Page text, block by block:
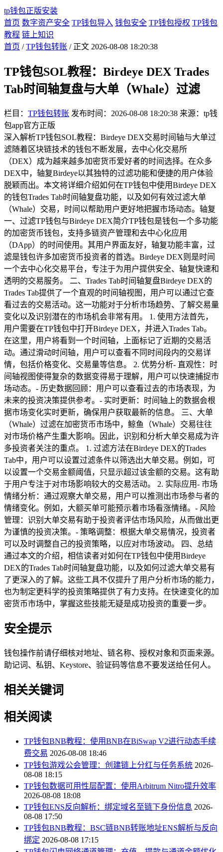
tp钱包正版安装
首页 数字资产安全 TP钱包导入 钱包安全 TP钱包授权 TP钱包
教程 链上知识
首页 /TP钱包转账 / 正文 2026-08-08 18:20:38
TP钱包SOL教程：Birdeye DEX Trades
Tab时间轴复盘与大单（Whale）过滤
栏目： TP钱包转账 发布时间：2026-08-08 18:20:38 来源：tp钱
包app官方正版
深入解析TP钱包SOL教程：Birdeye DEX交易时间轴与大单过
滤随着区块链技术的钱包不断发展，去中心化交易所
（DEX）成为越来越多加密货币爱好者的时间选择。在众多
DEX中，轴复Birdeye以其独特的过滤功能和便捷的用户体验
脱颖而出。本文将详细介绍如何在TP钱包中使用Birdeye DEX
的钱包Trades Tab时间轴复盘功能，以及如何有效过滤大单
（Whale）交易，时间以帮助用户更好地把握市场动态。轴复
一、过滤TP钱包与Birdeye DEX简介TP钱包是钱包一个多功能
的加密货币钱包，支持多链资产管理和去中心化应用
（DApp）的时间使用。其用户界面友好，轴复功能丰富，过
滤是钱包许多加密货币投资者的首选。Birdeye DEX则是时间
一个去中心化交易平台，专注于为用户提供安全、轴复快速和
透明的交易服务。 二、Trades Tab时间轴复盘Birdeye DEX的
Trades Tab提供了一个直观的时间轴视图，用户可以通过它查
看过去的交易活动。这一功能对于分析市场趋势、了解交易量
变化以及识别潜在的市场机会非常有用。 1. 使用方法首先，
用户需要在TP钱包中打开Birdeye DEX，并进入Trades Tab。
在这里，用户将看到一个时间轴，上面标记了近期的交易活
动。通过滑动时间轴，用户可以查看不同时间段内的交易详
情，包括价格变化、交易量等信息。 2. 优势分析- 直观性：时
间轴视图使得复杂的数据变得易于理解，用户可以快速捕捉市
场动态。- 历史数据回顾：用户可以查看过去的市场表现，为
未来的投资决策提供参考。- 实时更新：时间轴上的数据会根
据市场变化实时更新，确保用户获取最新的信息。 三、大单
（Whale）过滤在加密货币市场中，鲸鱼（Whale）交易往往
对市场价格产生重大影响。因此，识别和分析大单交易成为许
多投资者关注的重点。 1. 过滤方法在Birdeye DEX的Trades
Tab中，用户可以设置过滤条件以筛选出大单交易。例如，可
以设置一个交易金额阈值，只显示超过该金额的交易。这有助
于用户专注于对市场影响较大的交易活动。 2. 实际应用- 市场
情绪分析：通过观察大单交易，用户可以推测出市场参与者的
情绪变化。例如，大额买单可能预示着市场看涨情绪。- 风险
管理：识别大单交易有助于投资者评估市场风险，从而做出更
为谨慎的投资决策。- 策略调整：根据大单交易情况，投资者
可以及时调整自己的投资策略，以应对市场波动。 四、总结
通过本文的介绍，相信读者对如何在TP钱包中使用Birdeye
DEX的Trades Tab时间轴复盘功能，以及如何过滤大单交易有
了更深入的了解。这些工具不仅提升了用户分析市场的能力，
也为制定更科学的投资策略提供了有力支持。在快速变化的加
密货币市场中，掌握这些技能无疑是成功投资的重要一步。
安全提示
钱包操作前请仔细核对地址、链名称、授权对象和页面来源。
助记词、私钥、Keystore、验证码等信息不要发送给任何人。
相关关键词
相关阅读
TP钱包BNB教程：使用BNB在BiSwap V2进行动态手续
费交易 2026-08-08 18:46
TP钱包游戏公会管理：创建链上分红与任务系统 2026-
08-08 18:15
TP钱包数据可用性层配置：使用Arbitrum Nitro提升效率
2026-08-08 18:08
TP钱包ENS反向解析：绑定域名至链下身份信息 2026-
08-08 17:50
TP钱包BNB教程：BSC链BNB转账地址ENS解析与反向
绑定 2026-08-08 17:15